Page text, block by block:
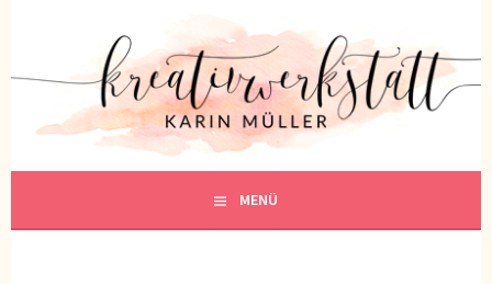
KREATIVWERKSTATT
KREATIV SEIN
MENÜ